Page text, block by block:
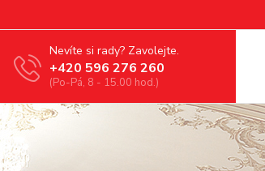
Nevíte si rady? Zavolejte.
+420 596 276 260
(Po-Pá, 8 - 15.00 hod.)